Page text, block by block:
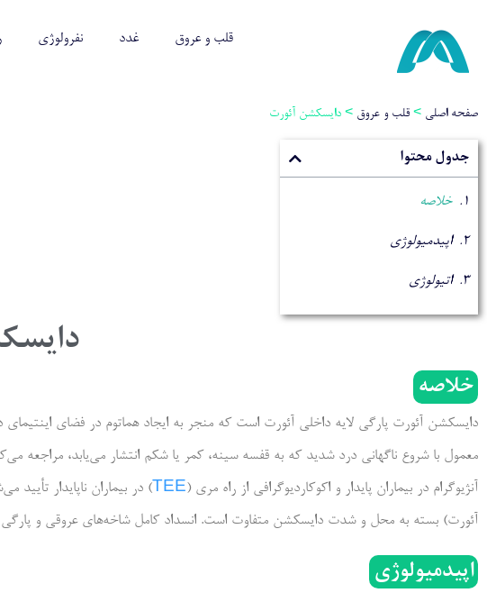
قلب و عروق غدد نفرولوژی
صفحه اصلی > قلب و عروق > دایسکشن آئورت
جدول محتوا
خلاصه
اپیدمیولوژی
اتیولوژی
خلاصه
دایسکشن آئورت پارگی لایه داخلی آئورت است که منجر به ایجاد هماتوم در فضای
آنژیوگرام در بیماران پایدار و اکوکاردیوگرافی از راه مری (TEE ) در بیماران ناپایدار
آئورت) بسته به محل و شدت دایسکشن متفاوت است. انسداد کامل شاخه‌های عروقی و
اپیدمیولوژی